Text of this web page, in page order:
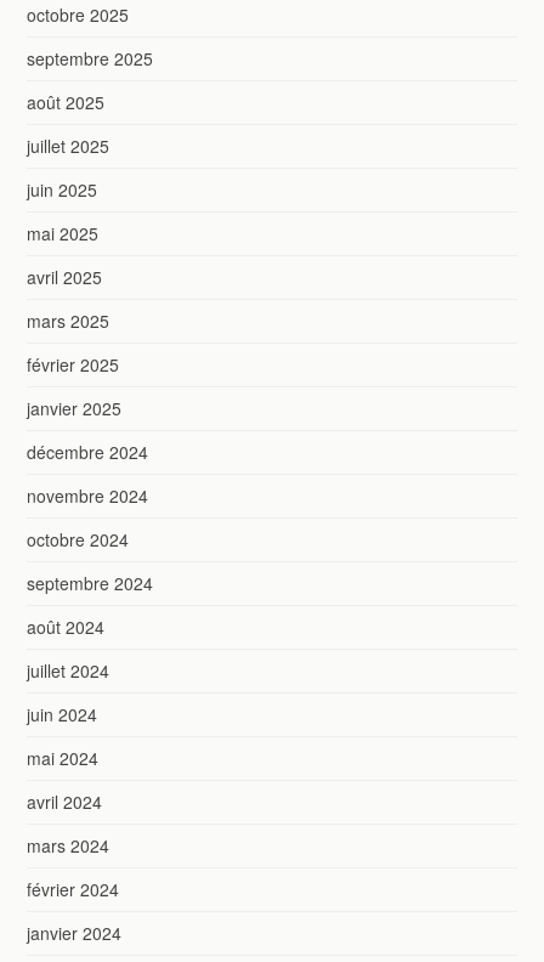
octobre 2025
septembre 2025
août 2025
juillet 2025
juin 2025
mai 2025
avril 2025
mars 2025
février 2025
janvier 2025
décembre 2024
novembre 2024
octobre 2024
septembre 2024
août 2024
juillet 2024
juin 2024
mai 2024
avril 2024
mars 2024
février 2024
janvier 2024